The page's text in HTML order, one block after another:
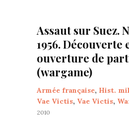
Assaut sur Suez.
1956. Découverte
ouverture de
(wargame)
Armée française, Hist.
Vae Victis, Vae Victis,
2010